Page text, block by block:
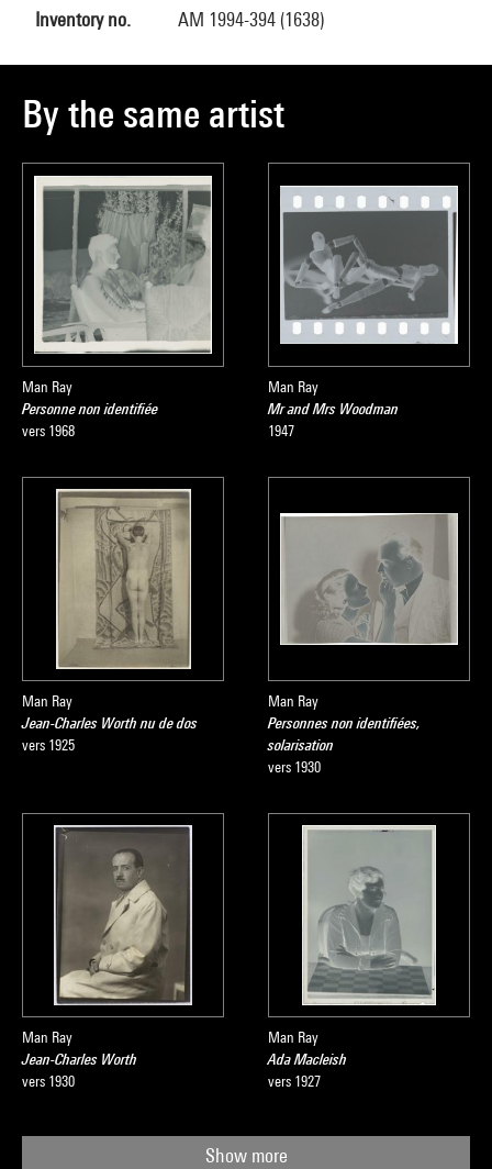
Inventory no. AM 1994-394 (1638)
By the same artist
Man Ray
Personne non identifiée
vers 1968
Man Ray
Mr and Mrs Woodman
1947
Man Ray
Jean-Charles Worth nu de dos
vers 1925
Man Ray
Personnes non identifiées,
solarisation
vers 1930
Man Ray
Jean-Charles Worth
vers 1930
Man Ray
Ada Macleish
vers 1927
Show more